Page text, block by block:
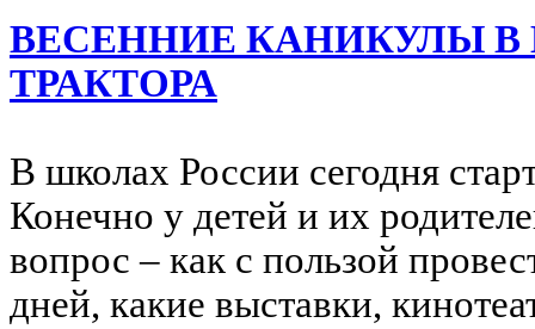
ВЕСЕННИЕ КАНИКУЛЫ В
ТРАКТОРА
В школах России сегодня
Конечно у детей и их
вопрос – как с пользой
дней, какие выставки,